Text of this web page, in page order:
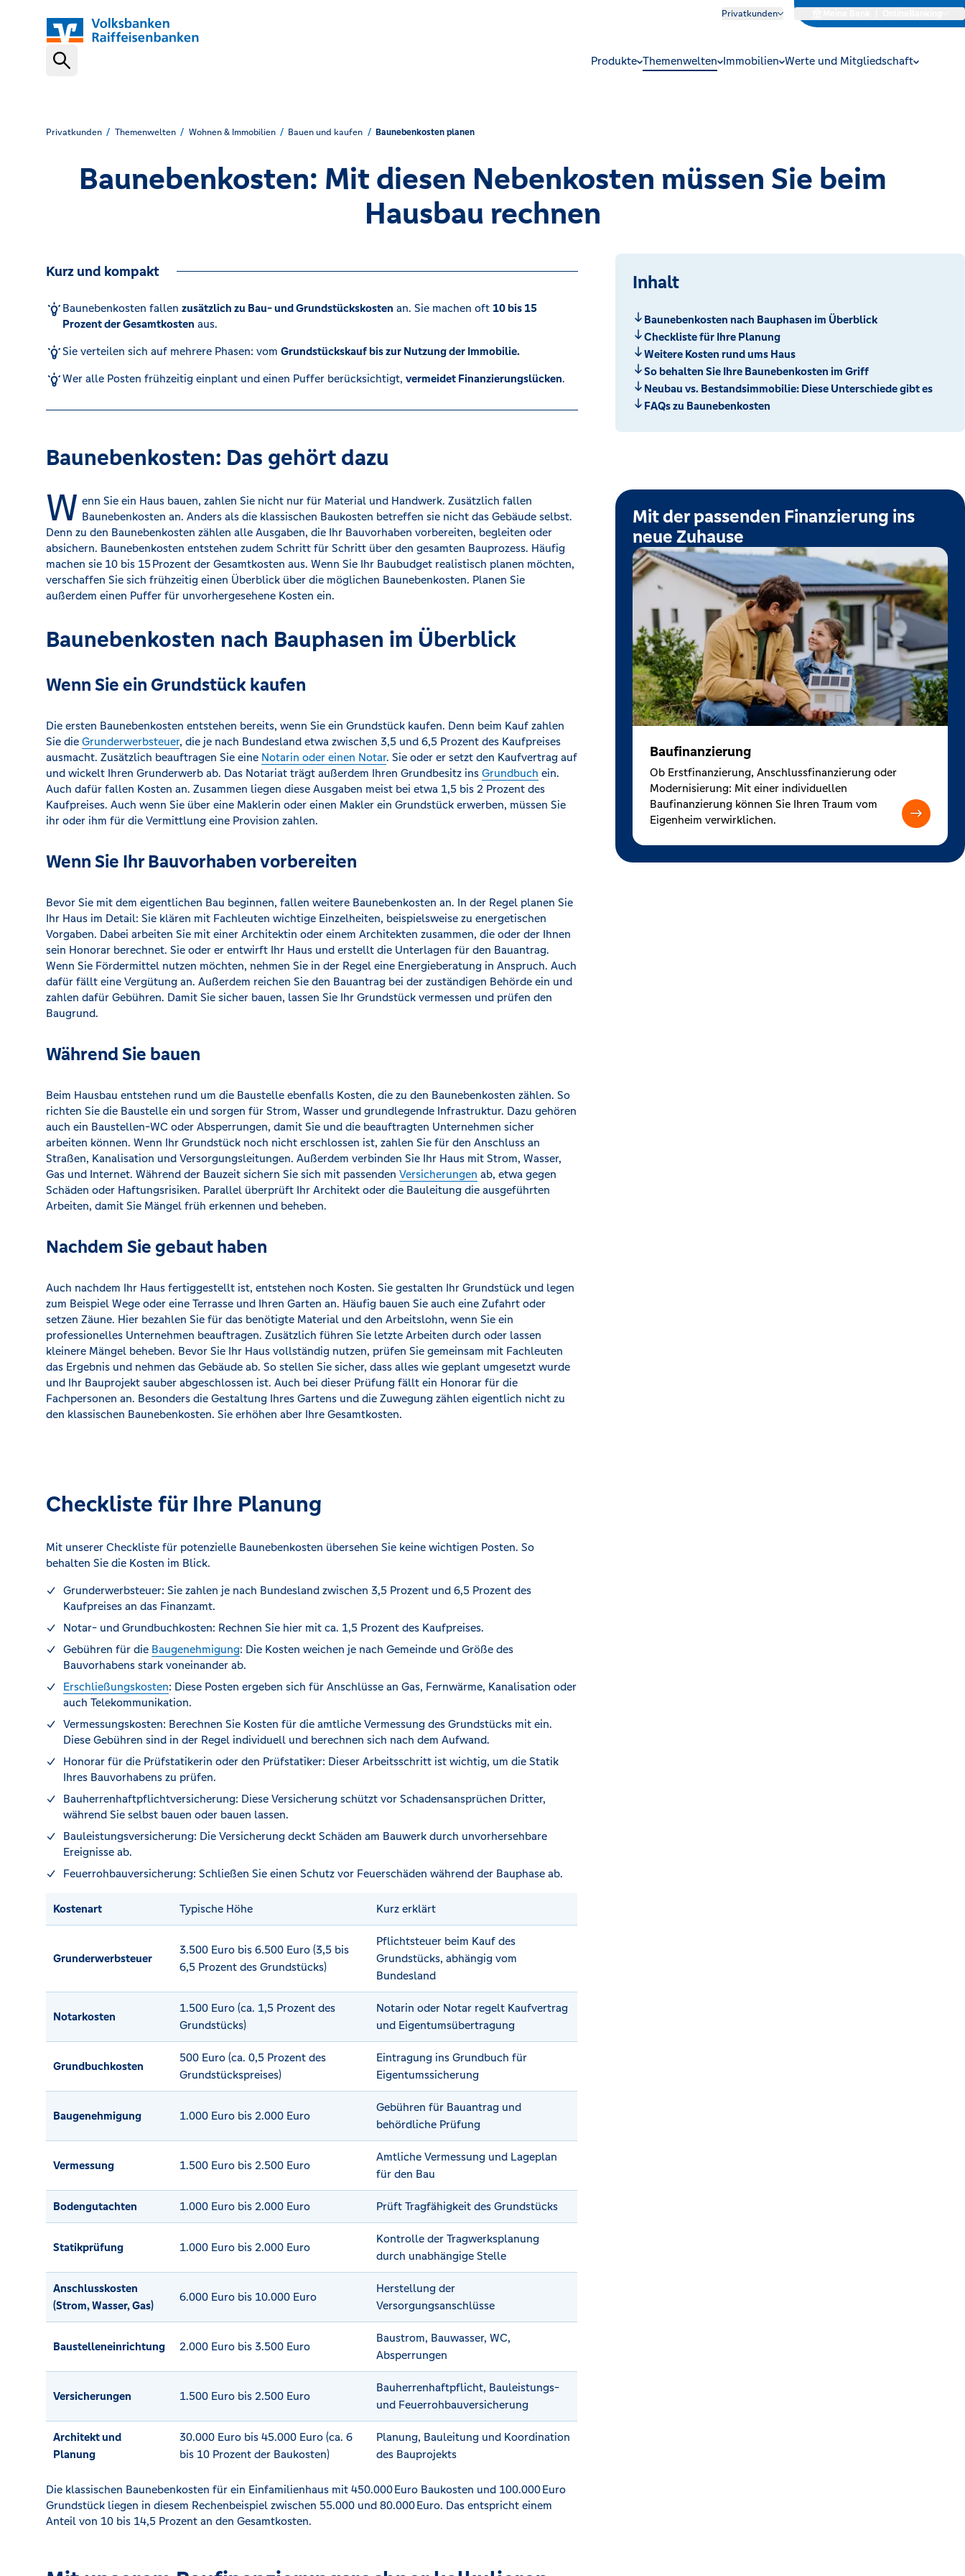
Privatkunden
OnlineBanking
Kreditrechner
Produkte Themenwelten Immobilien Werte und Mitgliedschaft
Privatkunden Themenwelten Wohnen & Immobilien Bauen und kaufen Baunebenkosten planen
Baunebenkosten: Mit diesen Nebenkosten müssen Sie beim
Hausbau rechnen
Kurz und kompakt
Baunebenkosten fallenzusätzlich zu Bau- und Grundstückskosten an. Sie machen oft 10 bis 15
Prozent der Gesamtkosten aus.
Sie verteilen sich auf mehrere Phasen: vomGrundstückskauf bis zur Nutzung der Immobilie.
Wer alle Posten frühzeitig einplant und einen Puffer berücksichtigt,vermeidet Finanzierungslücken.
Inhalt
Baunebenkosten nach Bauphasen im Überblick
Checkliste für Ihre Planung
Weitere Kosten rund ums Haus
So behalten Sie Ihre Baunebenkosten im Griff
Neubau vs. Bestandsimmobilie: Diese Unterschiede gibt es
FAQs zu Baunebenkosten
Mit der passenden Finanzierung ins
neue Zuhause
Baufinanzierung
Ob Erstfinanzierung, Anschlussfinanzierung oder
Modernisierung: Mit einer individuellen
Baufinanzierung können Sie Ihren Traum vom
Eigenheim verwirklichen.
Baunebenkosten: Das gehört dazu
W enn Sie ein Haus bauen, zahlen Sie nicht nur für Material und Handwerk. Zusätzlich fallen
Baunebenkosten an. Anders als die klassischen Baukosten betreffen sie nicht das Gebäude selbst.
Denn zu den Baunebenkosten zählen alle Ausgaben, die Ihr Bauvorhaben vorbereiten, begleiten oder
absichern. Baunebenkosten entstehen zudem Schritt für Schritt über den gesamten Bauprozess. Häufig
machen sie 10 bis 15 Prozent der Gesamtkosten aus. Wenn Sie Ihr Baubudget realistisch planen möchten,
verschaffen Sie sich frühzeitig einen Überblick über die möglichen Baunebenkosten. Planen Sie
außerdem einen Puffer für unvorhergesehene Kosten ein.
Baunebenkosten nach Bauphasen im Überblick
Wenn Sie ein Grundstück kaufen
Die ersten Baunebenkosten entstehen bereits, wenn Sie ein Grundstück kaufen. Denn beim Kauf zahlen
Sie die Grunderwerbsteuer, die je nach Bundesland etwa zwischen 3,5 und 6,5 Prozent des Kaufpreises
ausmacht. Zusätzlich beauftragen Sie eine Notarin oder einen Notar. Sie oder er setzt den Kaufvertrag auf
und wickelt Ihren Grunderwerb ab. Das Notariat trägt außerdem Ihren Grundbesitz ins Grundbuch ein.
Auch dafür fallen Kosten an. Zusammen liegen diese Ausgaben meist bei etwa 1,5 bis 2 Prozent des
Kaufpreises. Auch wenn Sie über eine Maklerin oder einen Makler ein Grundstück erwerben, müssen Sie
ihr oder ihm für die Vermittlung eine Provision zahlen.
Wenn Sie Ihr Bauvorhaben vorbereiten
Bevor Sie mit dem eigentlichen Bau beginnen, fallen weitere Baunebenkosten an. In der Regel planen Sie
Ihr Haus im Detail: Sie klären mit Fachleuten wichtige Einzelheiten, beispielsweise zu energetischen
Vorgaben. Dabei arbeiten Sie mit einer Architektin oder einem Architekten zusammen, die oder der Ihnen
sein Honorar berechnet. Sie oder er entwirft Ihr Haus und erstellt die Unterlagen für den Bauantrag.
Wenn Sie Fördermittel nutzen möchten, nehmen Sie in der Regel eine Energieberatung in Anspruch. Auch
dafür fällt eine Vergütung an. Außerdem reichen Sie den Bauantrag bei der zuständigen Behörde ein und
zahlen dafür Gebühren. Damit Sie sicher bauen, lassen Sie Ihr Grundstück vermessen und prüfen den
Baugrund.
Während Sie bauen
Beim Hausbau entstehen rund um die Baustelle ebenfalls Kosten, die zu den Baunebenkosten zählen. So
richten Sie die Baustelle ein und sorgen für Strom, Wasser und grundlegende Infrastruktur. Dazu gehören
auch ein Baustellen-WC oder Absperrungen, damit Sie und die beauftragten Unternehmen sicher
arbeiten können. Wenn Ihr Grundstück noch nicht erschlossen ist, zahlen Sie für den Anschluss an
Straßen, Kanalisation und Versorgungsleitungen. Außerdem verbinden Sie Ihr Haus mit Strom, Wasser,
Gas und Internet. Während der Bauzeit sichern Sie sich mit passenden Versicherungen ab, etwa gegen
Schäden oder Haftungsrisiken. Parallel überprüft Ihr Architekt oder die Bauleitung die ausgeführten
Arbeiten, damit Sie Mängel früh erkennen und beheben.
Nachdem Sie gebaut haben
Auch nachdem Ihr Haus fertiggestellt ist, entstehen noch Kosten. Sie gestalten Ihr Grundstück und legen
zum Beispiel Wege oder eine Terrasse und Ihren Garten an. Häufig bauen Sie auch eine Zufahrt oder
setzen Zäune. Hier bezahlen Sie für das benötigte Material und den Arbeitslohn, wenn Sie ein
professionelles Unternehmen beauftragen. Zusätzlich führen Sie letzte Arbeiten durch oder lassen
kleinere Mängel beheben. Bevor Sie Ihr Haus vollständig nutzen, prüfen Sie gemeinsam mit Fachleuten
das Ergebnis und nehmen das Gebäude ab. So stellen Sie sicher, dass alles wie geplant umgesetzt wurde
und Ihr Bauprojekt sauber abgeschlossen ist. Auch bei dieser Prüfung fällt ein Honorar für die
Fachpersonen an. Besonders die Gestaltung Ihres Gartens und die Zuwegung zählen eigentlich nicht zu
den klassischen Baunebenkosten. Sie erhöhen aber Ihre Gesamtkosten.
Checkliste für Ihre Planung
Mit unserer Checkliste für potenzielle Baunebenkosten übersehen Sie keine wichtigen Posten. So
behalten Sie die Kosten im Blick.
Grunderwerbsteuer: Sie zahlen je nach Bundesland zwischen 3,5 Prozent und 6,5 Prozent des
Kaufpreises an das Finanzamt.
Notar- und Grundbuchkosten: Rechnen Sie hier mit ca. 1,5 Prozent des Kaufpreises.
Gebühren für die Baugenehmigung: Die Kosten weichen je nach Gemeinde und Größe des
Bauvorhabens stark voneinander ab.
Erschließungskosten: Diese Posten ergeben sich für Anschlüsse an Gas, Fernwärme, Kanalisation oder
auch Telekommunikation.
Vermessungskosten: Berechnen Sie Kosten für die amtliche Vermessung des Grundstücks mit ein.
Diese Gebühren sind in der Regel individuell und berechnen sich nach dem Aufwand.
Honorar für die Prüfstatikerin oder den Prüfstatiker: Dieser Arbeitsschritt ist wichtig, um die Statik
Ihres Bauvorhabens zu prüfen.
Bauherrenhaftpflichtversicherung: Diese Versicherung schützt vor Schadensansprüchen Dritter,
während Sie selbst bauen oder bauen lassen.
Bauleistungsversicherung: Die Versicherung deckt Schäden am Bauwerk durch unvorhersehbare
Ereignisse ab.
Feuerrohbauversicherung: Schließen Sie einen Schutz vor Feuerschäden während der Bauphase ab.
Kostenart Typische Höhe Kurz erklärt
Grunderwerbsteuer
3.500 Euro bis 6.500 Euro (3,5 bis
6,5 Prozent des Grundstücks)
Pflichtsteuer beim Kauf des
Grundstücks, abhängig vom
Bundesland
Notarkosten
1.500 Euro (ca. 1,5 Prozent des
Grundstücks)
Notarin oder Notar regelt Kaufvertrag
und Eigentumsübertragung
Grundbuchkosten
500 Euro (ca. 0,5 Prozent des
Grundstückspreises)
Eintragung ins Grundbuch für
Eigentumssicherung
Baugenehmigung 1.000 Euro bis 2.000 Euro
Gebühren für Bauantrag und
behördliche Prüfung
Vermessung 1.500 Euro bis 2.500 Euro
Amtliche Vermessung und Lageplan
für den Bau
Bodengutachten 1.000 Euro bis 2.000 Euro Prüft Tragfähigkeit des Grundstücks
Statikprüfung 1.000 Euro bis 2.000 Euro
Kontrolle der Tragwerksplanung
durch unabhängige Stelle
Anschlusskosten
(Strom, Wasser, Gas)
6.000 Euro bis 10.000 Euro
Herstellung der
Versorgungsanschlüsse
Baustelleneinrichtung 2.000 Euro bis 3.500 Euro
Baustrom, Bauwasser, WC,
Absperrungen
Versicherungen 1.500 Euro bis 2.500 Euro
Bauherrenhaftpflicht, Bauleistungs-
und Feuerrohbauversicherung
Architekt und
Planung
30.000 Euro bis 45.000 Euro (ca. 6
bis 10 Prozent der Baukosten)
Planung, Bauleitung und Koordination
des Bauprojekts
Die klassischen Baunebenkosten für ein Einfamilienhaus mit 450.000 Euro Baukosten und 100.000 Euro
Grundstück liegen in diesem Rechenbeispiel zwischen 55.000 und 80.000 Euro. Das entspricht einem
Anteil von 10 bis 14,5 Prozent an den Gesamtkosten.